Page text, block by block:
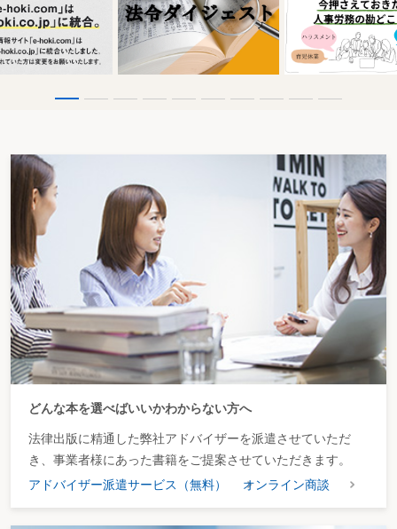
どんな本を選べばいいかわからない方へ
法律出版に精通した弊社アドバイザーを派遣させていただ
き、事業者様にあった書籍をご提案させていただきます。
アドバイザー派遣サービス（無料）
オンライン商談